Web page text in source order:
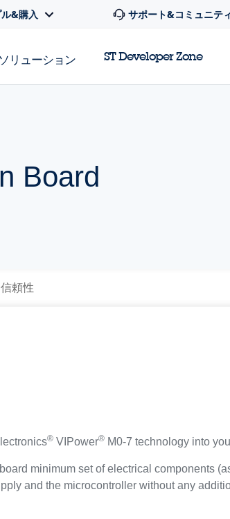
&購入 サポート&コミュニテ
ソリューション ST Developer Zone
Board
頼性
® VIPower® M0-7 technology into
minimum set of electrical components
and the microcontroller without any